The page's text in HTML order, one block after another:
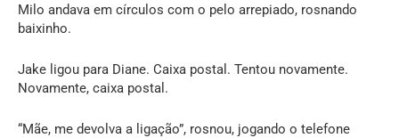
Milo andava em círculos com o pelo arrepiado, rosnando
baixinho.
Jake ligou para Diane. Caixa postal. Tentou novamente.
Novamente, caixa postal.
“Mãe, me devolva a ligação”, rosnou, jogando o telefone